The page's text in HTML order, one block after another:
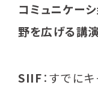
コミュニケー
野を広げる講演
SIIF：すでに